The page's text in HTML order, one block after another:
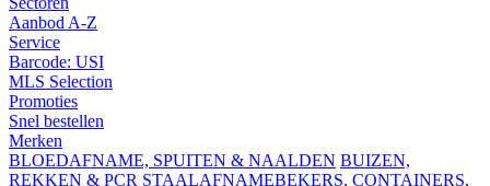
Aanbod A-Z
Service
Barcode: USI
MLS Selection
Promoties
Snel bestellen
Merken
BLOEDAFNAME, SPUITEN & NAALDEN BUIZEN,
REKKEN & PCR STAALAFNAMEBEKERS, CONTAINERS,